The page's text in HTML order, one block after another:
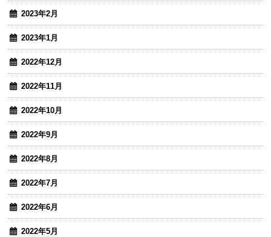
2023年2月
2023年1月
2022年12月
2022年11月
2022年10月
2022年9月
2022年8月
2022年7月
2022年6月
2022年5月